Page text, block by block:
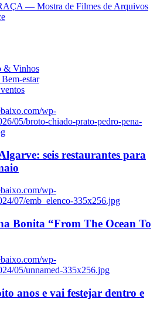
— Mostra de Filmes de Arquivos
& Vinhos
estar
wp-
05/broto-chiado-prato-pedro-pena-
seis restaurantes para
wp-
07/emb_elenco-335x256.jpg
Bonita “From The Ocean To
wp-
05/unnamed-335x256.jpg
anos e vai festejar dentro e